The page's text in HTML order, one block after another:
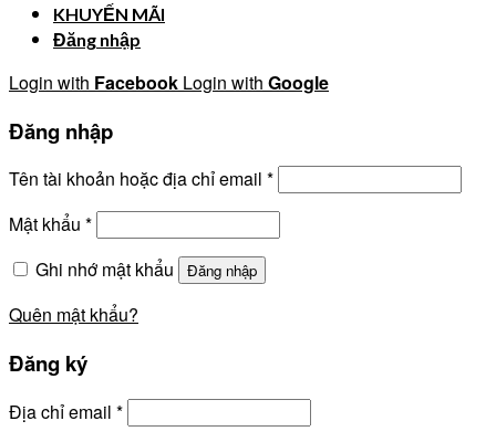
KHUYẾN MÃI
Đăng nhập
Login with Facebook Login with Google
Đăng nhập
Tên tài khoản hoặc địa chỉ email *
Mật khẩu *
Ghi nhớ mật khẩu
Đăng nhập
Quên mật khẩu?
Đăng ký
Địa chỉ email *